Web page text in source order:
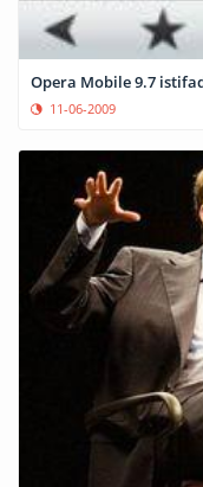
Opera Mobile 9.7
11-06-2009